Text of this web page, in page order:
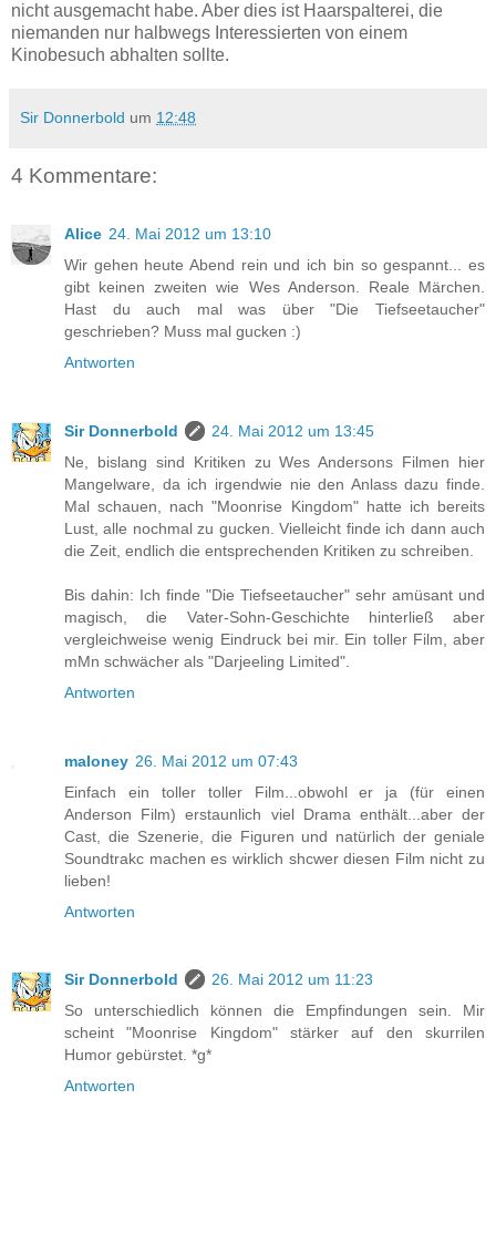
nicht ausgemacht habe. Aber dies ist Haarspalterei, die
niemanden nur halbwegs Interessierten von einem
Kinobesuch abhalten sollte.
Sir Donnerbold um 12:48
4 Kommentare:
Alice 24. Mai 2012 um 13:10
Wir gehen heute Abend rein und ich bin so gespannt... es
gibt keinen zweiten wie Wes Anderson. Reale Märchen.
Hast du auch mal was über "Die Tiefseetaucher"
geschrieben? Muss mal gucken :)
Antworten
Sir Donnerbold
24. Mai 2012 um 13:45
Ne, bislang sind Kritiken zu Wes Andersons Filmen hier
Mangelware, da ich irgendwie nie den Anlass dazu finde.
Mal schauen, nach "Moonrise Kingdom" hatte ich bereits
Lust, alle nochmal zu gucken. Vielleicht finde ich dann auch
die Zeit, endlich die entsprechenden Kritiken zu schreiben.
Bis dahin: Ich finde "Die Tiefseetaucher" sehr amüsant und
magisch, die Vater-Sohn-Geschichte hinterließ aber
vergleichweise wenig Eindruck bei mir. Ein toller Film, aber
mMn schwächer als "Darjeeling Limited".
Antworten
maloney 26. Mai 2012 um 07:43
Einfach ein toller toller Film...obwohl er ja (für einen
Anderson Film) erstaunlich viel Drama enthält...aber der
Cast, die Szenerie, die Figuren und natürlich der geniale
Soundtrakc machen es wirklich shcwer diesen Film nicht zu
lieben!
Antworten
Sir Donnerbold
26. Mai 2012 um 11:23
So unterschiedlich können die Empfindungen sein. Mir
scheint "Moonrise Kingdom" stärker auf den skurrilen
Humor gebürstet. *g*
Antworten